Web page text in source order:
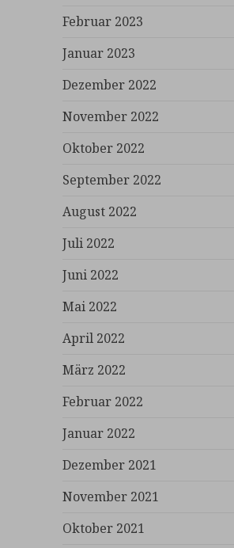
Februar 2023
Januar 2023
Dezember 2022
November 2022
Oktober 2022
September 2022
August 2022
Juli 2022
Juni 2022
Mai 2022
April 2022
März 2022
Februar 2022
Januar 2022
Dezember 2021
November 2021
Oktober 2021